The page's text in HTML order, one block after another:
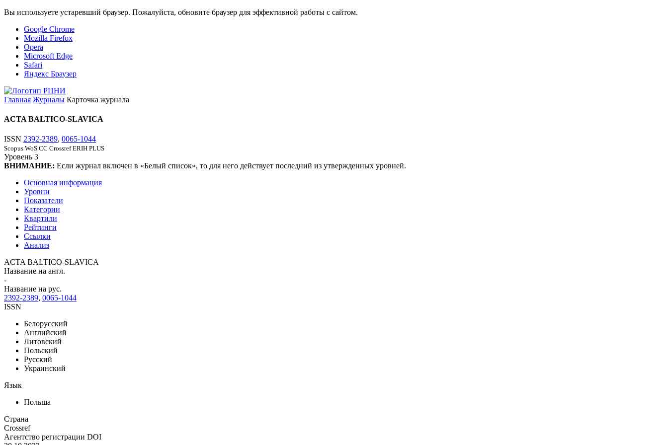
Вы используете устаревший браузер. Пожалуйста, обновите браузер для эффективной работы с сайтом.
Google Chrome
Mozilla Firefox
Opera
Microsoft Edge
Safari
Яндекс Браузер
Главная Журналы Карточка журнала
ACTA BALTICO-SLAVICA
ISSN 2392-2389, 0065-1044
Scopus WoS CC Crossref ERIH PLUS
Уровень 3
ВНИМАНИЕ: Если журнал включен в «Белый список», то для него действует последний из утвержденных уровней.
Основная информация
Уровни
Показатели
Категории
Квартили
Рейтинги
Ссылки
Анализ
ACTA BALTICO-SLAVICA
Название на англ.
-
Название на рус.
2392-2389, 0065-1044
ISSN
Белорусский
Английский
Литовский
Польский
Русский
Украинский
Язык
Польша
Страна
Crossref
Агентство регистрации DOI